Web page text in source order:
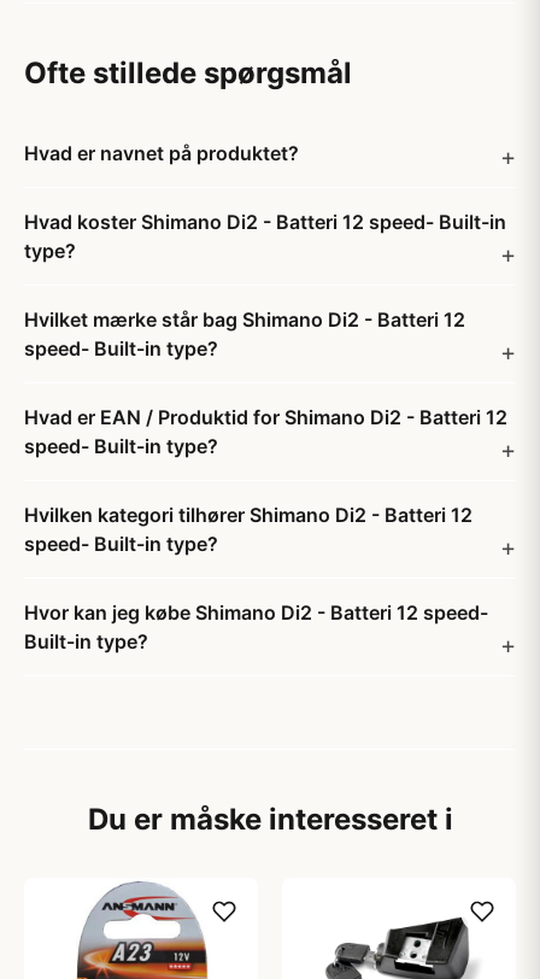
Ofte stillede spørgsmål
Hvad er navnet på produktet?
Hvad koster Shimano Di2 - Batteri 12 speed- Built-in
type?
Hvilket mærke står bag Shimano Di2 - Batteri 12
speed- Built-in type?
Hvad er EAN / Produktid for Shimano Di2 - Batteri 12
speed- Built-in type?
Hvilken kategori tilhører Shimano Di2 - Batteri 12
speed- Built-in type?
Hvor kan jeg købe Shimano Di2 - Batteri 12 speed-
Built-in type?
Du er måske interesseret i